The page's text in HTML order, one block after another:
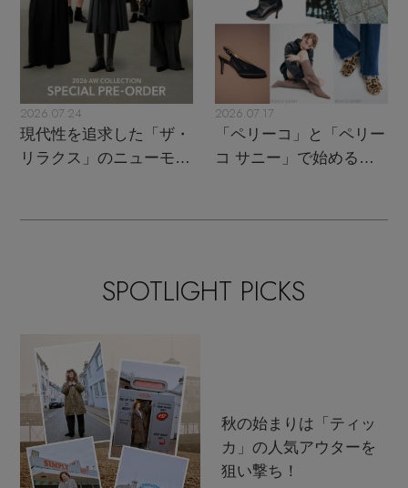
2026.07.24
現代性を追求した「ザ・
リラクス」のニューモダ
2026.07.17
「ペリーコ」と「ペリー
コ サニー」で始める秋
SPOTLIGHT PICKS
秋の始まりは「ティッ
カ」の人気アウターを
狙い撃ち！